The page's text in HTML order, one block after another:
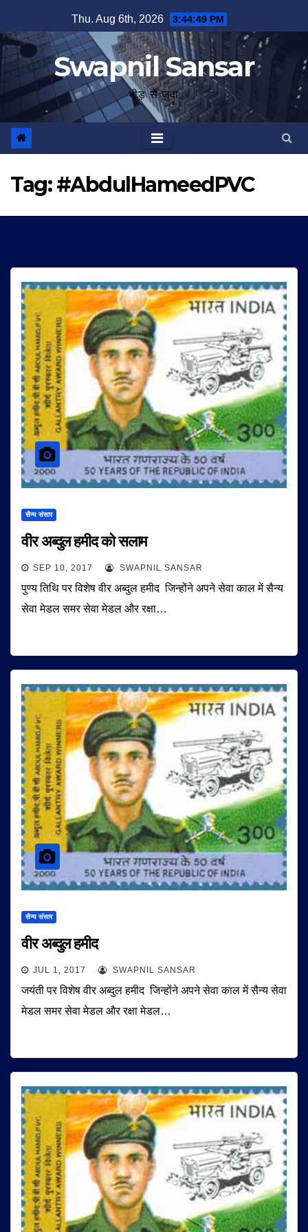
to
content
Thu. Aug 6th, 2026 3:44:49 PM
Swapnil Sansar
भीड़ से जुदा
Tag:#AbdulHameedPVC
सैन्य संसार
वीर अब्दुल हमीद को सलाम
SEP 10, 2017 SWAPNIL SANSAR
पुण्य तिथि पर विशेष वीर अब्दुल हमीद जिन्होंने अपने सेवा काल में सैन्य
सेवा मेडल समर सेवा मेडल और रक्षा…
सैन्य संसार
वीर अब्दुल हमीद
JUL 1, 2017 SWAPNIL SANSAR
जयंती पर विशेष वीर अब्दुल हमीद जिन्होंने अपने सेवा काल में सैन्य सेवा
मेडल समर सेवा मेडल और रक्षा मेडल…